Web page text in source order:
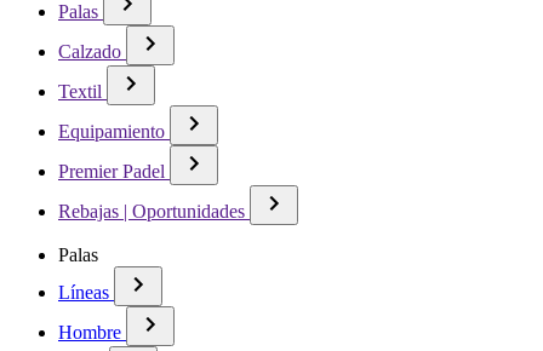
Palas
Calzado
Textil
Equipamiento
Premier Padel
Rebajas | Oportunidades
Palas
Líneas
Hombre